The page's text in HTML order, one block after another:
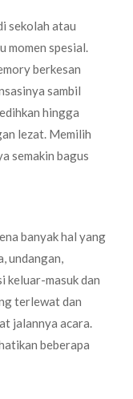
sekolah atau
momen spesial.
berkesan
sambil
hingga
lezat. Memilih
semakin bagus
banyak hal yang
undangan,
keluar-masuk dan
terlewat dan
jalannya acara.
beberapa